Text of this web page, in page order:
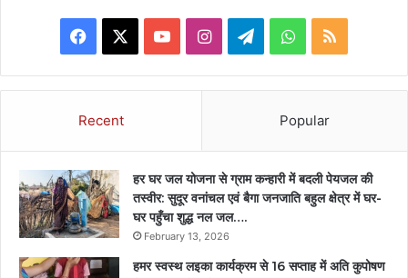
Facebook YouTubeInstagramTelegramWhatsApp
RSS
Recent Popular
हर घर जल योजना से ग्राम कन्हारी में बदली पेयजल की
तस्वीर: सुदूर वनांचल एवं बैगा जनजाति बहुल क्षेत्र में घर-
घर पहुँचा शुद्ध नल जल….
February 13, 2026
हमर स्वस्थ लइका कार्यक्रम से 16 सप्ताह में अति कुपोषण